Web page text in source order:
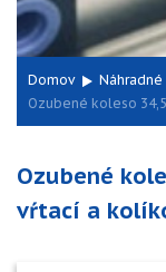
Domov
Ozubené koleso
Ozubené
vŕtací a